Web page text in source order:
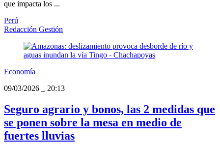
que impacta los ...
Perú
Redacción Gestión
Economía
09/03/2026
20:13
Seguro agrario y bonos, las 2 medidas que
se ponen sobre la mesa en medio de
fuertes lluvias